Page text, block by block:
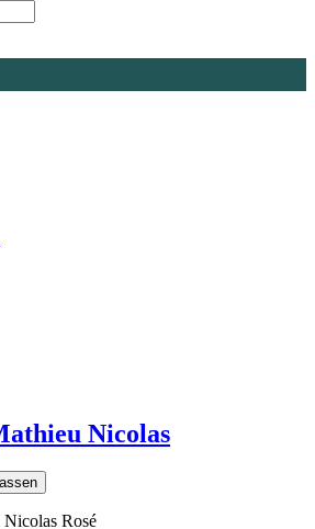
Nicolas